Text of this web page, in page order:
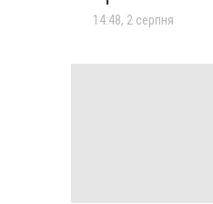
14:48, 2 серпня